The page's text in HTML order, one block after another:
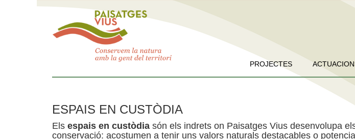
PROJECTES
ESPAIS EN CUSTÒDIA
Els espais en custòdia són els indrets on Paisatges Vius desenvolupa
conservació: acostumen a tenir uns valors naturals destacables o